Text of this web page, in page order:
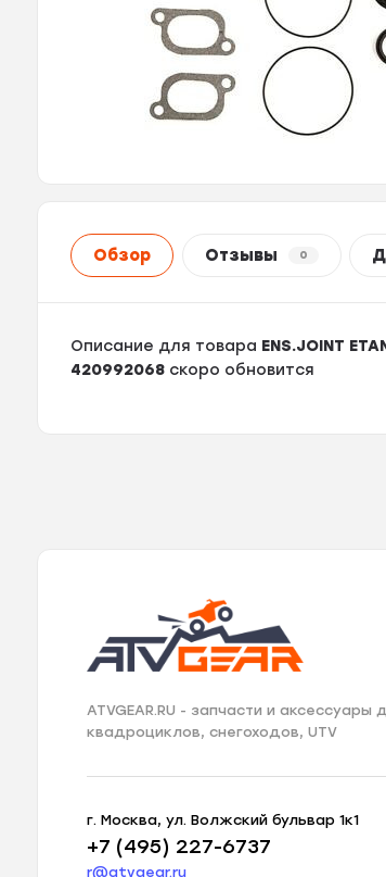
Обзор Отзывы 0
Описание для товара ENS.JOINT
420992068 скоро обновится
ATVGEAR.RU - запчасти и аксессуары
квадроциклов, снегоходов, UTV
г. Москва, ул. Волжский бульвар 1к1
+7 (495) 227-6737
r@atvgear.ru